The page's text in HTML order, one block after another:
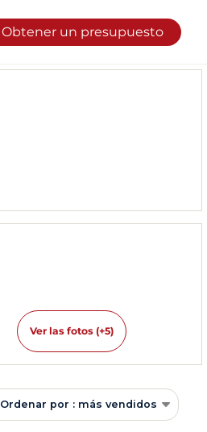
Obtener un presupuesto
Ver las fotos (+5)
Ordenar por : más vendidos